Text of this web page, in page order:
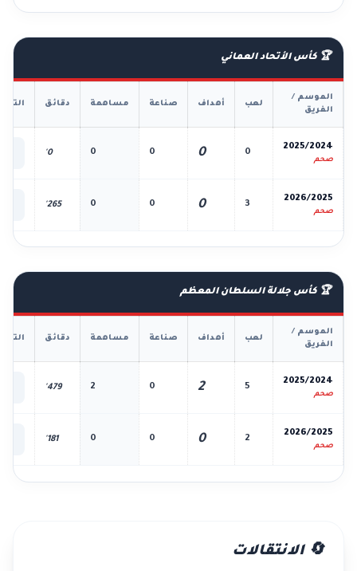
🏆 كأس الأتحاد العماني
الموسم /
الفريق
لعب أهداف صناعة مساهمة دقائق
2025/2024
صحم
0
0
0
0
0'
2026/2025
صحم
3
0
0
0
265'
🏆 كأس جلالة السلطان المعظم
الموسم /
الفريق
لعب أهداف صناعة مساهمة دقائق
2025/2024
صحم
5
2
0
2
479'
2026/2025
صحم
2
0
0
0
181'
🔄 الانتقالات